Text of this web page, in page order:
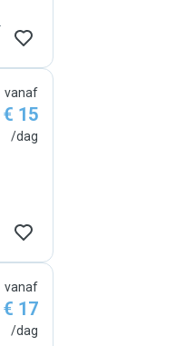
vanaf
€ 15
/dag
vanaf
€ 17
/dag